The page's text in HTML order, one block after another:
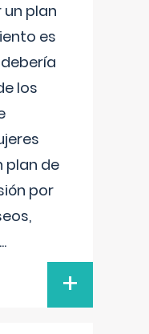
plan
es
los
plan de
por
...
+